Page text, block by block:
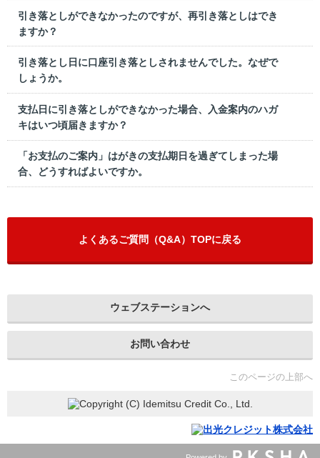
引き落としができなかったのですが、再引き落としはでき
ますか？
引き落とし日に口座引き落としされませんでした。なぜで
しょうか。
支払日に引き落としができなかった場合、入金案内のハガ
キはいつ頃届きますか？
「お支払のご案内」はがきの支払期日を過ぎてしまった場
合、どうすればよいですか。
よくあるご質問（Q&A）TOPに戻る
ウェブステーションへ
お問い合わせ
このページの上部へ